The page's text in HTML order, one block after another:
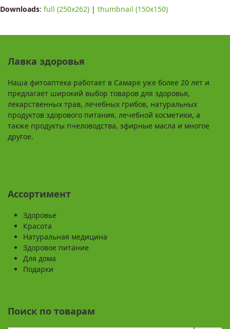
Downloads: full (250x262) | thumbnail (150x150)
Лавка здоровья
Наша фитоаптека работает в Самаре уже более 20 лет и
предлагает широкий выбор товаров для здоровья,
лекарственных трав, лечебных грибов, натуральных
продуктов здорового питания, лечебной косметики, а
также продукты пчеловодства, эфирные масла и многое
другое.
Ассортимент
Здоровье
Красота
Натуральная медицина
Здоровое питание
Для дома
Подарки
Поиск по товарам